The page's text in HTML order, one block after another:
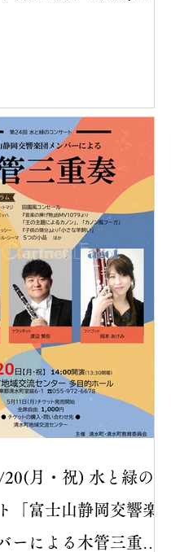
月・祝) 水と緑のコ
「富士山静岡交響楽
ーによる木管三重